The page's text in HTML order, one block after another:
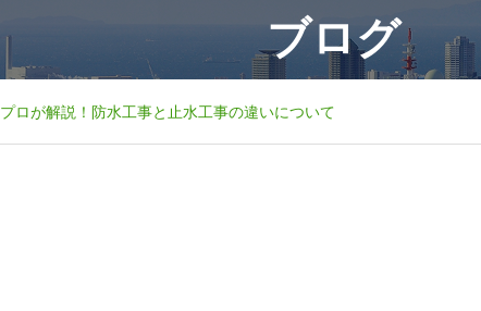
ブログ
プロが解説！防水工事と止水工事の違いについて